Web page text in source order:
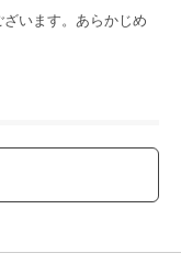
います。あらかじめ
トア